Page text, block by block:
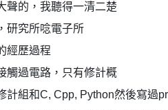
聲的，我聽得一清二楚
研究所唸電子所
經歷過程
觸過電路，只有修計概
計組和C, Cpp, Python然後寫過